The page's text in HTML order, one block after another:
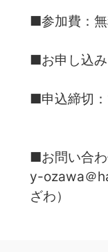
■参加費：
■お申し込
■申込締切
■お問い合わ
y-ozawa＠
ざわ）